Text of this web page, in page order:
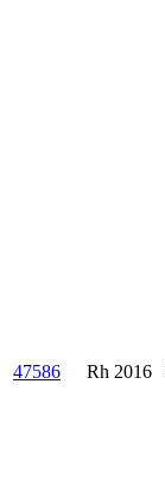
47586 Rh 2016